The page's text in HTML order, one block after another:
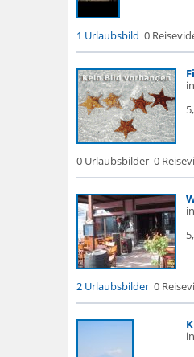
1 Urlaubsbild 0
0 Urlaubsbilder 0
2 Urlaubsbilder 0